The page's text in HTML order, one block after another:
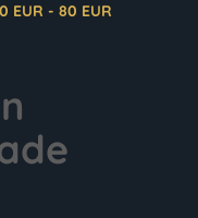
EUR - 80 EUR